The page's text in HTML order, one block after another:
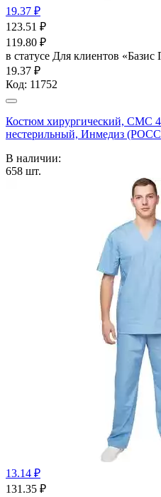
19.37 ₽
123.51 ₽
119.80 ₽
в статусе Для клиентов
19.37 ₽
Код: 11752
Костюм хирургический, СМС
нестерильный, Инмедиз
В наличии:
658 шт.
13.14 ₽
131.35 ₽